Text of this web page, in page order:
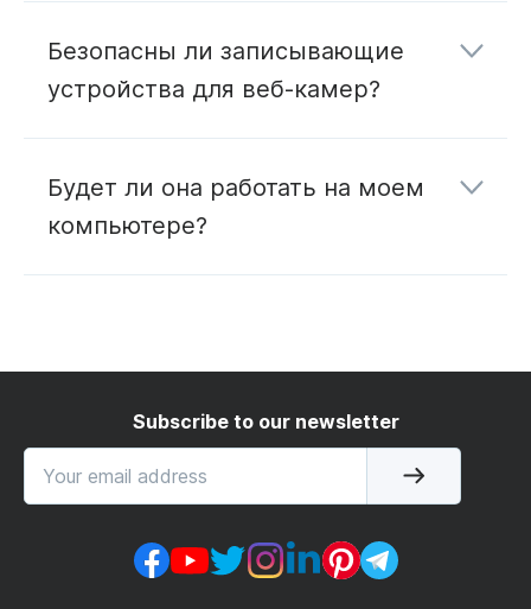
Безопасны ли записывающие
устройства для веб-камер?
Будет ли она работать на моем
компьютере?
Subscribe to our newsletter